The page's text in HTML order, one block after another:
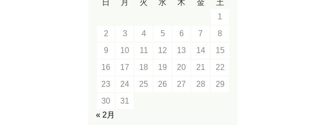
日 月 火 水 木 金
土
1
2
3 4 5 6 7
8
9
10 11 12 13 14
15
16
17 18 19 20 21
22
23
24 25 26 27 28
29
30
31
« 2月